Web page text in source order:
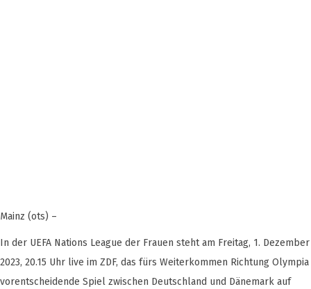
Mainz (ots) –
In der UEFA Nations League der Frauen steht am Freitag, 1. Dezember
2023, 20.15 Uhr live im ZDF, das fürs Weiterkommen Richtung Olympia
vorentscheidende Spiel zwischen Deutschland und Dänemark auf